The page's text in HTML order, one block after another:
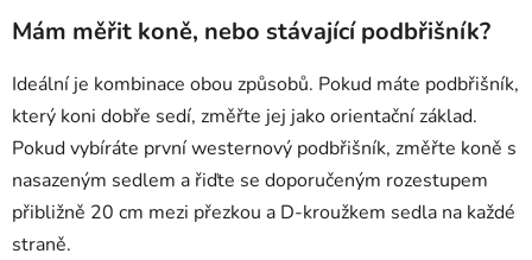
Mám měřit koně, nebo stávající podbřišník?
Ideální je kombinace obou způsobů. Pokud máte podbřišník,
který koni dobře sedí, změřte jej jako orientační základ.
Pokud vybíráte první westernový podbřišník, změřte koně s
nasazeným sedlem a řiďte se doporučeným rozestupem
přibližně 20 cm mezi přezkou a D-kroužkem sedla na každé
straně.